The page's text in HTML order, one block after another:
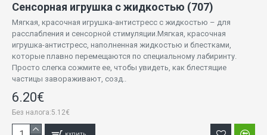
Сенсорная игрушка с жидкостью (707)
Мягкая, красочная игрушка-антистресс с жидкостью – для
расслабления и сенсорной стимуляции.Мягкая, красочная
игрушка-антистресс, наполненная жидкостью и блестками,
которые плавно перемещаются по специальному лабиринту.
Просто слегка сожмите ее, чтобы увидеть, как блестящие
частицы завораживают, созд..
6.20€
Без налога:5.12€
КУПИТЬ